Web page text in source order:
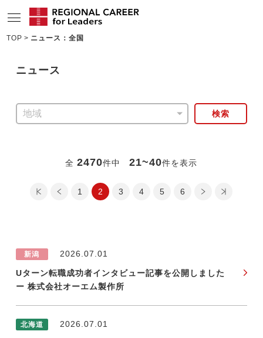
転職成功者インタビュー
メディア紹介実績
TOP ニュース：全国
ニュース
検索
全2470件中21~40件を表示
最初のページ
前のページ
1 2 3 4 5 6
次のページ
最後のページ
新潟 2026.07.01
Uターン転職成功者インタビュー記事を公開しました
ー 株式会社オーエム製作所
北海道 2026.07.01